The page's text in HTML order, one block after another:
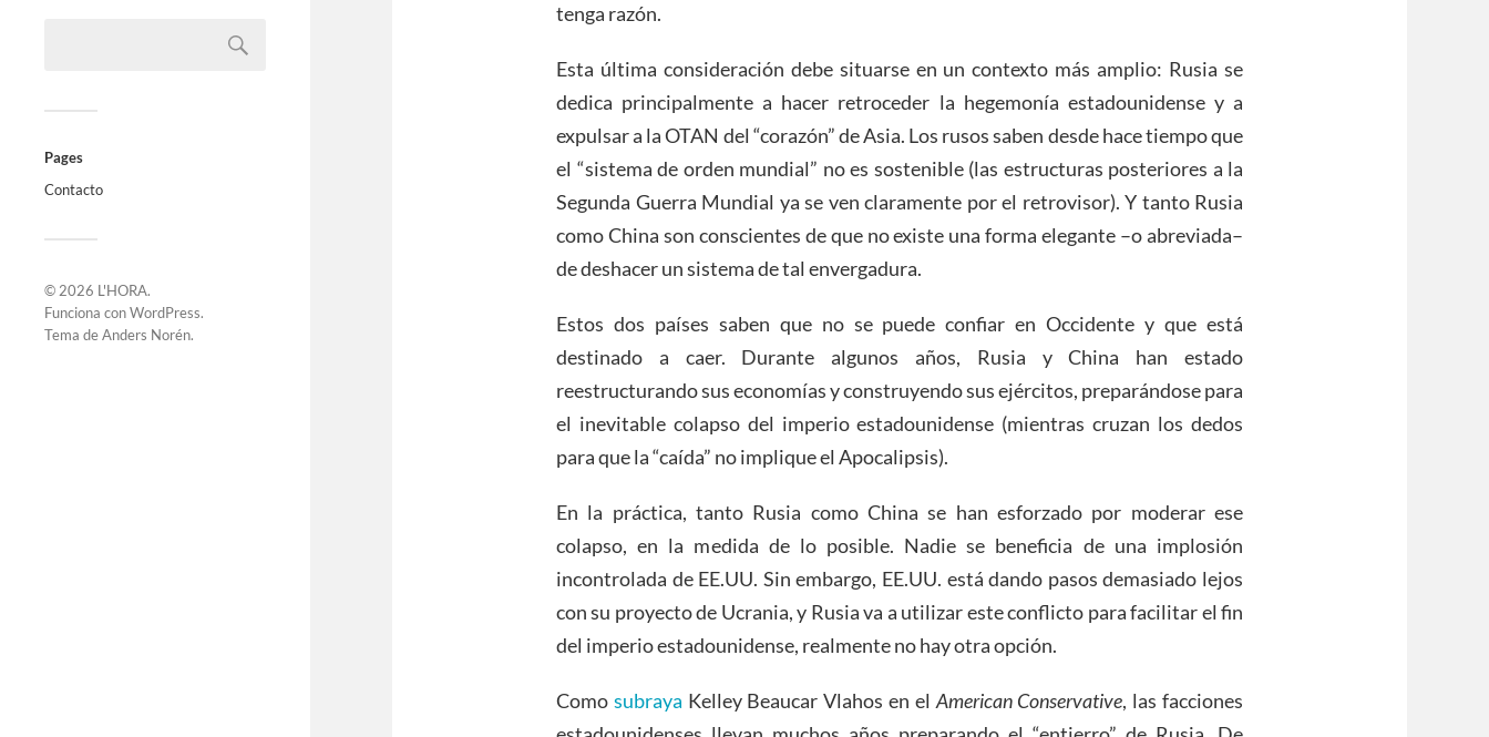
Pages
Contacto
© 2026 L'HORA.
Funciona conWordPress.
Tema deAnders Norén.
tenga razón.
Esta última consideración debe situarse en un contexto más amplio: Rusia se
dedica principalmente a hacer retroceder la hegemonía estadounidense y a
expulsar a la OTAN del “corazón” de Asia. Los rusos saben desde hace tiempo que
el “sistema de orden mundial” no es sostenible (las estructuras posteriores a la
Segunda Guerra Mundial ya se ven claramente por el retrovisor). Y tanto Rusia
como China son conscientes de que no existe una forma elegante –o abreviada–
de deshacer un sistema de tal envergadura.
Estos dos países saben que no se puede confiar en Occidente y que está
destinado a caer. Durante algunos años, Rusia y China han estado
reestructurando sus economías y construyendo sus ejércitos, preparándose para
el inevitable colapso del imperio estadounidense (mientras cruzan los dedos
para que la “caída” no implique el Apocalipsis).
En la práctica, tanto Rusia como China se han esforzado por moderar ese
colapso, en la medida de lo posible. Nadie se beneficia de una implosión
incontrolada de EE.UU. Sin embargo, EE.UU. está dando pasos demasiado lejos
con su proyecto de Ucrania, y Rusia va a utilizar este conflicto para facilitar el fin
del imperio estadounidense, realmente no hay otra opción.
Como subraya Kelley Beaucar Vlahos en el American Conservative, las facciones